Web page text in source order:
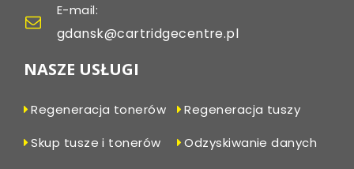
E-mail:
gdansk@cartridgecentre.pl
NASZE USŁUGI
Regeneracja tonerów
Regeneracja tuszy
Skup tusze i tonerów
Odzyskiwanie danych